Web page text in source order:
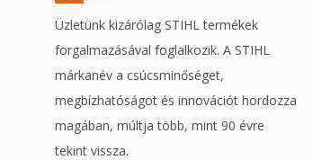
Üzletünk kizárólag STIHL termékek
forgalmazásával foglalkozik. A STIHL
márkanév a csúcsminőséget,
megbízhatóságot és innovációt hordozza
magában, múltja több, mint 90 évre
tekint vissza.